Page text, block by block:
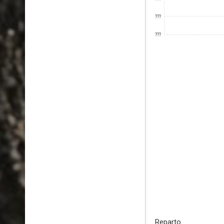
???
???
Reparto